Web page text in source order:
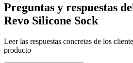
Preguntas y respuestas
Revo Silicone Sock
Leer las respuestas concretas de los
producto